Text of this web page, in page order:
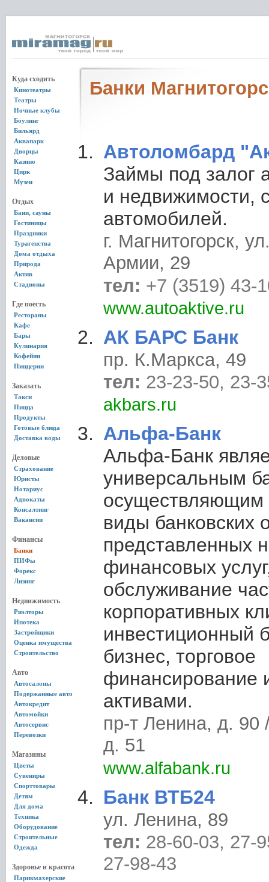
Куда сходить
Кинотеатры
Театры
Ночные клубы
Боулинг
Бильярд
Аквапарк
Дворцы
Казино
Цирк
Музеи
Отдых
Бани, сауны
Гостиницы
Праздники
Турагенства
Дома отдыха
Природа
Актив
Стадионы
Где поесть
Рестораны
Кафе
Бары
Кулинария
Кофейни
Пиццерии
Заказать
Такси
Пицца
Продукты
Готовые блюда
Доставка воды
Деловые
Страхование
Юристы
Нотариус
Адвокаты
Консалтинг
Вакансии
Финансы
Банки
ПИФы
Форекс
Лизинг
Недвижимость
Риэлторы
Ипотека
Застройщики
Оценка имущества
Строительство
Авто
Автосалоны
Подержанные авто
Автокредит
Автомойки
Автосервис
Перевозки
Магазины
Цветы
Сувениры
Спорттовары
Детям
Для дома
Техника
Оборудование
Строительные
Одежда
Здоровье и красота
Парикмахерские
Банки
Автоломбард
Займы под залог
и недвижимости,
автомобилей.
г. Магнитогорск,
Армии, 29
тел: +7 (3519) 43-
www.autoaktive.ru
АК БАРС Банк
пр. К.Маркса, 49
тел: 23-23-50, 23-
akbars.ru
Альфа-Банк
Альфа-Банк
универсальным
осуществляющим
виды банковских
представленных
финансовых
обслуживание
корпоративных
инвестиционный
бизнес, торговое
финансирование
активами.
пр-т Ленина, д. 90
д. 51
www.alfabank.ru
Банк ВТБ24
ул. Ленина, 89
тел: 28-60-03, 27-
27-98-43